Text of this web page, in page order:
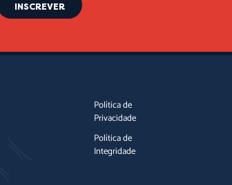
INSCREVER
Política de
Privacidade
Política de
Integridade